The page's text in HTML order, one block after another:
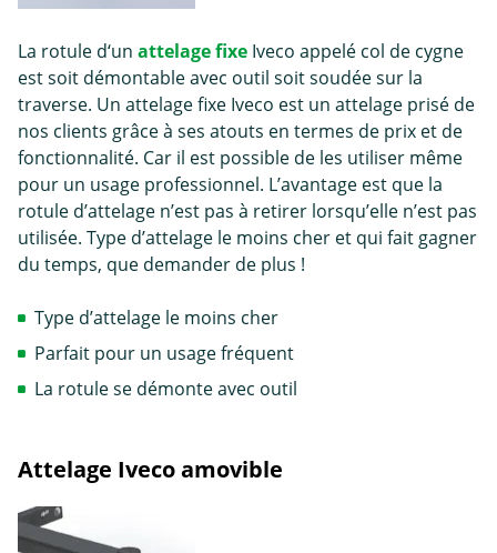
La rotule d‘un attelage fixe Iveco appelé col de cygne
est soit démontable avec outil soit soudée sur la
traverse. Un attelage fixe Iveco est un attelage prisé de
nos clients grâce à ses atouts en termes de prix et de
fonctionnalité. Car il est possible de les utiliser même
pour un usage professionnel. L’avantage est que la
rotule d’attelage n’est pas à retirer lorsqu’elle n’est pas
utilisée. Type d’attelage le moins cher et qui fait gagner
du temps, que demander de plus !
Type d’attelage le moins cher
Parfait pour un usage fréquent
La rotule se démonte avec outil
Attelage Iveco amovible